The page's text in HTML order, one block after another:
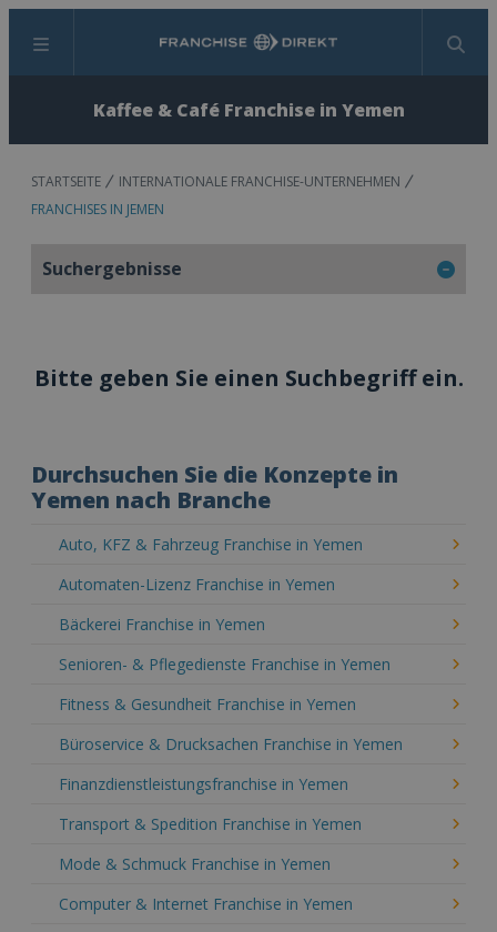
Menü Suchen
Kaffee & Café Franchise in Yemen
STARTSEITE
INTERNATIONALE FRANCHISE-UNTERNEHMEN
FRANCHISES IN JEMEN
Suchergebnisse
Bitte geben Sie einen Suchbegriff ein.
Durchsuchen Sie die Konzepte in
Yemen nach Branche
Auto, KFZ & Fahrzeug Franchise in Yemen
Automaten-Lizenz Franchise in Yemen
Bäckerei Franchise in Yemen
Senioren- & Pflegedienste Franchise in Yemen
Fitness & Gesundheit Franchise in Yemen
Büroservice & Drucksachen Franchise in Yemen
Finanzdienstleistungsfranchise in Yemen
Transport & Spedition Franchise in Yemen
Mode & Schmuck Franchise in Yemen
Computer & Internet Franchise in Yemen